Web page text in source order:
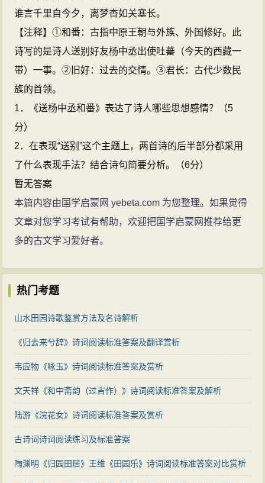
谁言千里自今夕，离梦杳如关塞长。
【注释】①和番：古指中原王朝与外族、外国修好。此
诗写的是诗人送别好友杨中丞出使吐蕃（今天的西藏一
带）一事。②旧好：过去的交情。③君长：古代少数民
族的首领。
1．《送杨中丞和番》表达了诗人哪些思想感情？（5
分）
2．在表现“送别”这个主题上，两首诗的后半部分都采用
了什么表现手法？结合诗句简要分析。（6分）
暂无答案
本篇内容由国学启蒙网 yebeta.com 为您整理。如果觉得
文章对您学习考试有帮助，欢迎把国学启蒙网推荐给更
多的古文学习爱好者。
热门考题
山水田园诗歌鉴赏方法及名诗解析
《归去来兮辞》诗词阅读标准答案及翻译赏析
韦应物《咏玉》诗词阅读标准答案及赏析
文天祥《和中斋韵（过吉作）》诗词阅读标准答案及解析
陆游《浣花女》诗词阅读标准答案及赏析
古诗词诗词阅读练习及标准答案
陶渊明《归园田居》王维《田园乐》诗词阅读标准答案对比赏析